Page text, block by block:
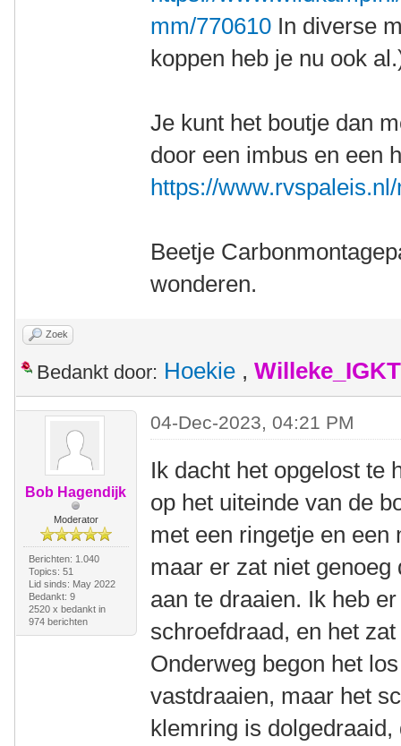
mm/770610 In diverse
koppen heb je nu ook
Je kunt het boutje dan
door een imbus en een
https://
Beetje
wonderen.
Zoek
Bedankt door: Hoekie , Willeke_IGKT
Bob Hagendijk
Moderator
Berichten: 1.040
Topics: 51
Lid sinds: May 2022
Bedankt: 9
2520 x bedankt in
974 berichten
04-Dec-2023, 04:21 PM
Ik dacht het opgelost te
op het uiteinde van de
met een ringetje en
maar er zat niet
aan te draaien. Ik heb
schroefdraad, en het
Onderweg begon het
vastdraaien, maar het
klemring is